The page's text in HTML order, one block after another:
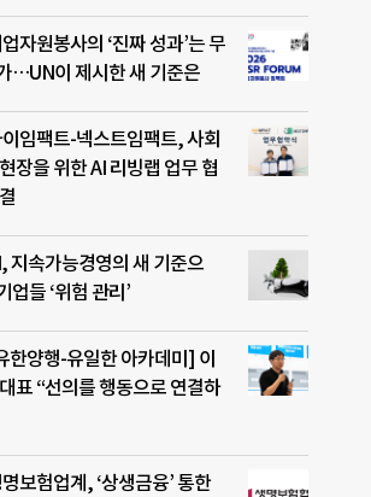
자원봉사의 ‘진짜 성과’는 무
…UN이 제시한 새 기준은
임팩트-넥스트임팩트, 사회
장을 위한 AI 리빙랩 업무 협
지속가능경영의 새 기준으
들 ‘위험 관리’
한양행-유일한 아카데미] 이
표 “선의를 행동으로 연결하
보험업계, ‘상생금융’ 통한